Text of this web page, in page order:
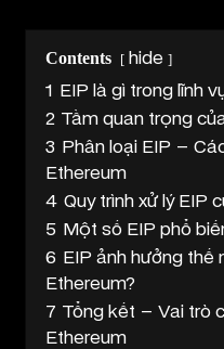
Contents
hide
1
EIP là gì trong lĩnh
2 Tầm quan trọng
3 Phân loại EIP –
Ethereum
4 Quy trình xử lý EIP
5 Một số EIP phổ
6 EIP ảnh hưởng thế
Ethereum?
7 Tổng kết – Vai trò
Ethereum